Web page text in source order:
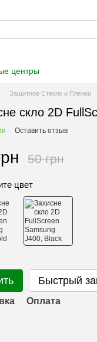
центры
Защитное Стекло и Пленки
скло 2D
Оставить отзыв
50 грн
цвет
Быстрый
Оплата